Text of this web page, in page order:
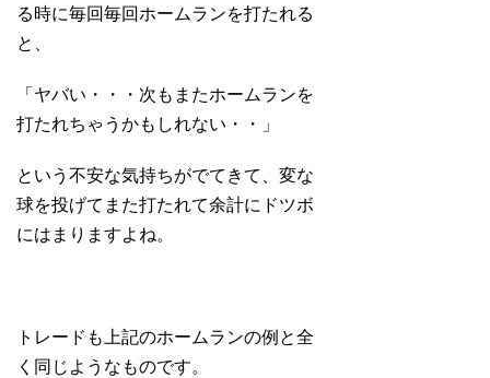
る時に毎回毎回ホームランを打たれる
と、
「ヤバい・・・次もまたホームランを
打たれちゃうかもしれない・・」
という不安な気持ちがでてきて、変な
球を投げてまた打たれて余計にドツボ
にはまりますよね。
トレードも上記のホームランの例と全
く同じようなものです。